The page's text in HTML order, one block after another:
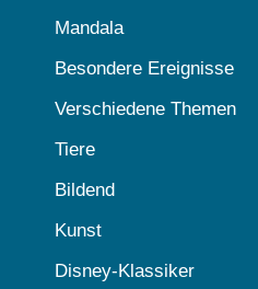
Mandala
Besondere Ereignisse
Verschiedene Themen
Tiere
Bildend
Kunst
Disney-Klassiker